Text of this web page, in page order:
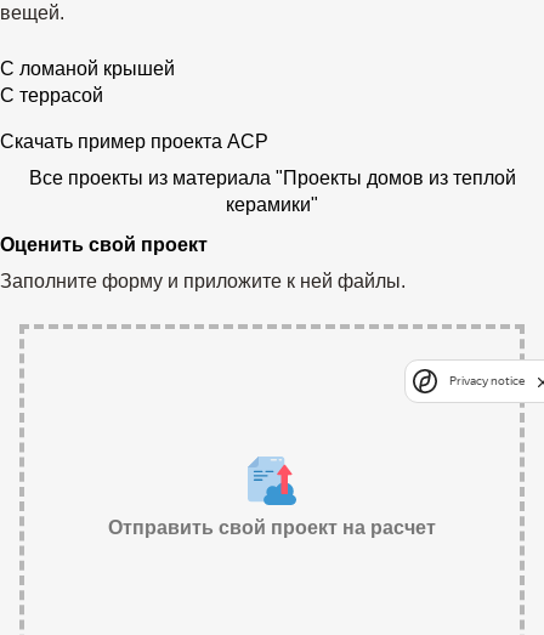
вещей.
С ломаной крышей
С террасой
Скачать пример проекта АСР
Все проекты из материала "Проекты домов из теплой
керамики"
Оценить свой проект
Заполните форму и приложите к ней файлы.
Отправить свой проект на расчет
Privacy notice